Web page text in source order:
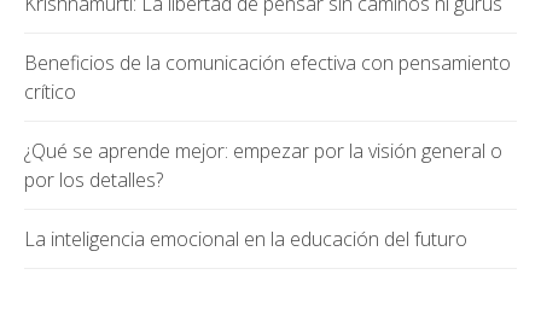
Beneficios de la comunicación efectiva con pensamiento
crítico
¿Qué se aprende mejor: empezar por la visión general o
por los detalles?
La inteligencia emocional en la educación del futuro